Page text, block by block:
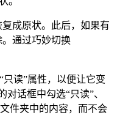
复成原状。此后，如果有
通过巧妙切换
只读”属性，以便让它变
话框中勾选“只读”、
件夹中的内容，而不会